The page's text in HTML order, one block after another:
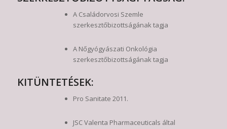
A Családorvosi Szemle
szerkesztőbizottságának tagja
A Nőgyógyászati Onkológia
szerkesztőbizottságának tagja
KITÜNTETÉSEK:
Pro Sanitate 2011.
JSC Valenta Pharmaceuticals által